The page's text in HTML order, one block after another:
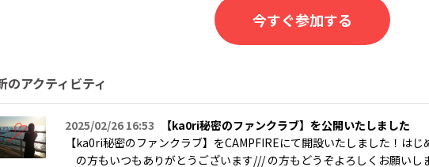
今すぐ参加する
のアクティビティ
2025/02/26 16:53
【ka0ri秘密のファンクラブ】を公開いたしました
【ka0ri秘密のファンクラブ】をCAMPFIREにて開設いたしました！
の方もいつもありがとうございます/// の方もどうぞよろしくお願いし